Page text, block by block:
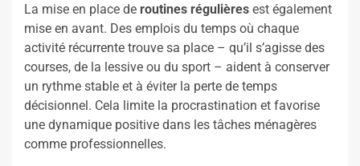
La mise en place de routines régulières est également
mise en avant. Des emplois du temps où chaque
activité récurrente trouve sa place – qu’il s’agisse des
courses, de la lessive ou du sport – aident à conserver
un rythme stable et à éviter la perte de temps
décisionnel. Cela limite la procrastination et favorise
une dynamique positive dans les tâches ménagères
comme professionnelles.